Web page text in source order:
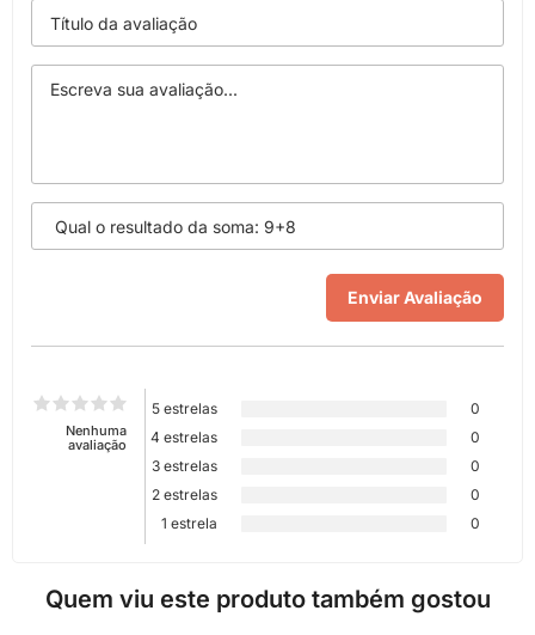
Nenhuma
avaliação
5 estrelas
0
4 estrelas
0
3 estrelas
0
2 estrelas
0
1 estrela
0
Quem viu este produto também gostou